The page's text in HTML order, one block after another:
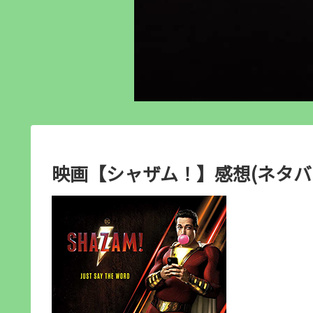
映画【シャザム！】感想(ネタ